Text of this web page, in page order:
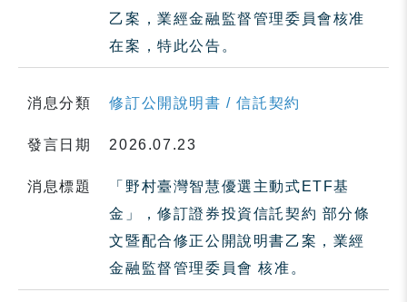
乙案，業經金融監督管理委員會核准
在案，特此公告。
消息分類 修訂公開說明書 / 信託契約
發言日期 2026.07.23
消息標題
「野村臺灣智慧優選主動式ETF基
金」，修訂證券投資信託契約 部分條
文暨配合修正公開說明書乙案，業經
金融監督管理委員會 核准。